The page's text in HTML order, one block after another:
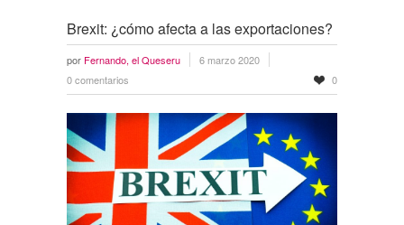
Brexit: ¿cómo afecta a las exportaciones?
por Fernando, el Queseru
6 marzo 2020
0 comentarios
0